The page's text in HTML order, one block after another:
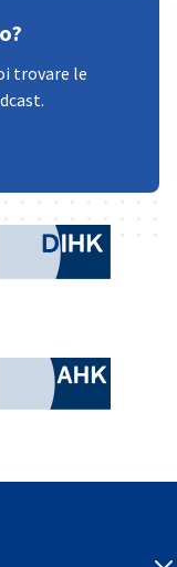
trovare le
and Industry
Trade & Invest